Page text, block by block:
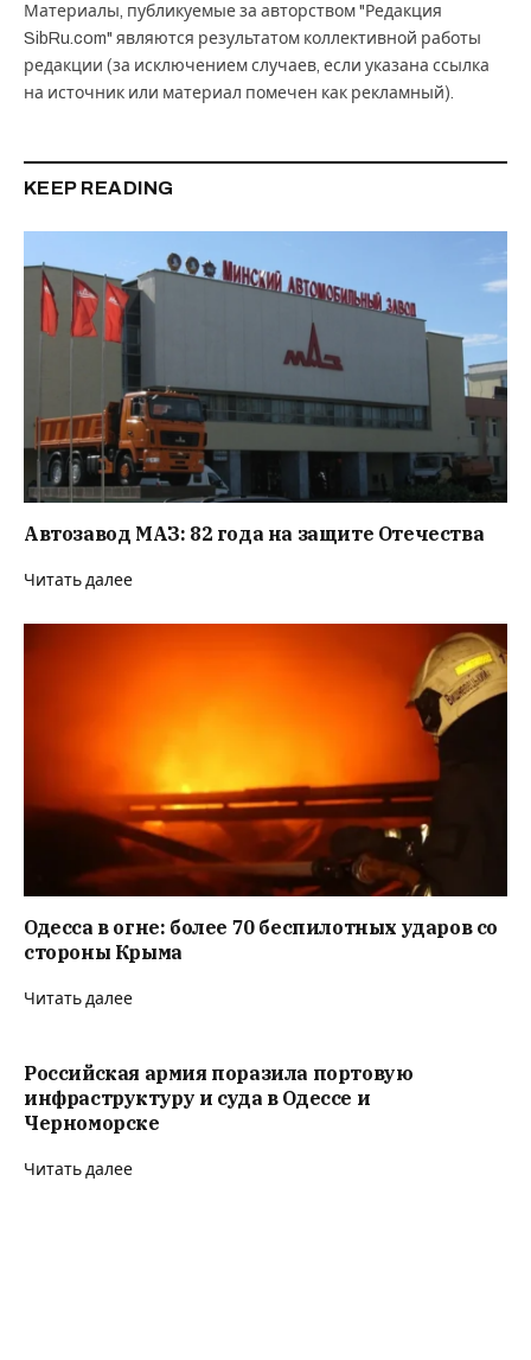
Материалы, публикуемые за авторством "Редакция
SibRu.com" являются результатом коллективной работы
редакции (за исключением случаев, если указана ссылка
на источник или материал помечен как рекламный).
KEEP READING
Автозавод МАЗ: 82 года на защите Отечества
Читать далее
Одесса в огне: более 70 беспилотных ударов со
стороны Крыма
Читать далее
Российская армия поразила портовую
инфраструктуру и суда в Одессе и
Черноморске
Читать далее